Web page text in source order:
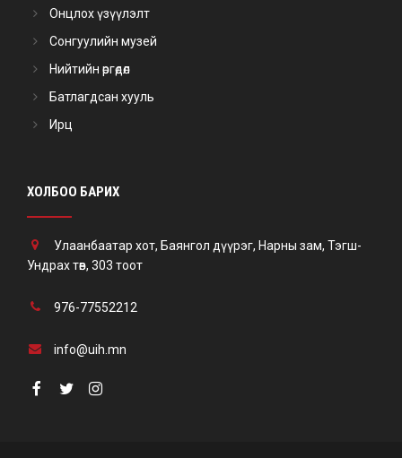
Онцлох үзүүлэлт
Сонгуулийн музей
Нийтийн өргөдөл
Батлагдсан хууль
Ирц
ХОЛБОО БАРИХ
Улаанбаатар хот, Баянгол дүүрэг, Нарны зам, Тэгш-
Ундрах төв, 303 тоот
976-77552212
info@uih.mn